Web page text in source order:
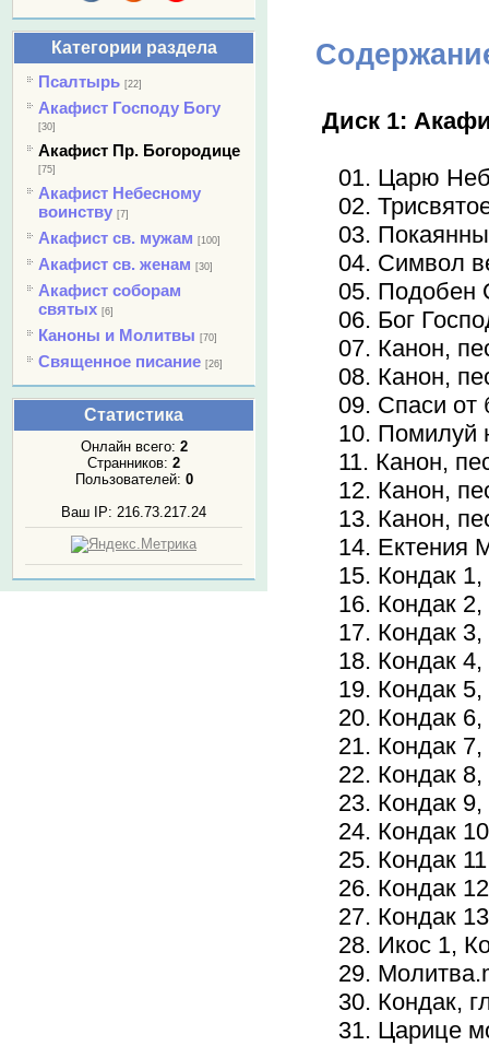
Категории раздела
Псалтырь [22]
Акафист Господу Богу
[30]
Акафист Пр. Богородице
[75]
Акафист Небесному
воинству [7]
Акафист св. мужам [100]
Акафист св. женам [30]
Акафист соборам
святых [6]
Каноны и Молитвы [70]
Священное писание [26]
Статистика
Онлайн всего: 2
Странников: 2
Пользователей: 0
Ваш IP: 216.73.217.24
Диск 1:
01. Царю
02.
03.
04. Символ
05. Подобен
06. Бог
07. Канон,
08. Канон,
09. Спаси от
10. Помилуй
11. Канон,
12. Канон,
13. Канон,
14. Ектения
15. Кондак
16. Кондак
17. Кондак
18. Кондак
19. Кондак
20. Кондак
21. Кондак
22. Кондак
23. Кондак
24. Кондак
25. Кондак
26. Кондак
27. Кондак
28. Икос 1,
29.
30. Кондак,
31. Царице